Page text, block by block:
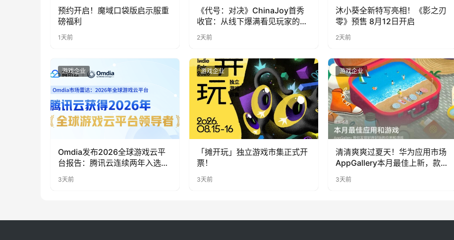
预约开启！魔域口袋版启示服重
磅福利
1天前
《代号：对决》ChinaJoy首秀
收官：从线下爆满看见玩家的真
实期待
2天前
沐小葵全新特写亮相！《影之刃
零》预售 8月12日开启
2天前
游戏企业
Omdia发布2026全球游戏云平
台报告：腾讯云连续两年入选
3天前
游戏企业
「摊开玩」独立游戏市集正式开
票！
3天前
游戏企业
清清爽爽过夏天！华为应用市场
AppGallery本月最佳上新，款款
3天前